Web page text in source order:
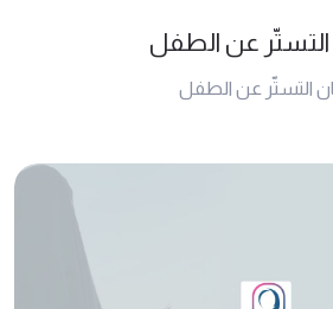
التستّر عن الطفل
التستّر عن الطفل